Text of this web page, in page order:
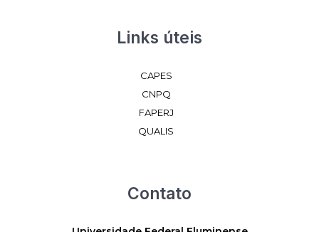
Links úteis
CAPES
CNPQ
FAPERJ
QUALIS
Contato